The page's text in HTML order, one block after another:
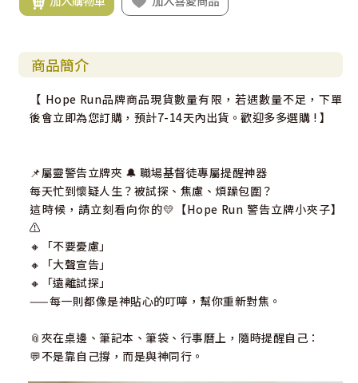
商品簡介
【 Hope Run品牌商品現貨數量有限，若遇數量不足，下單
後會立即為您訂購，預計7-14天內出貨。歡迎多多選購 ! 】
📌屬靈警告立牌夾 🔔 職場基督徒專屬提醒神器
每天忙到懷疑人生？被試探、焦慮、煩躁包圍？
這時候，請立刻看向你的💛【Hope Run 警告立牌小夾子】
⚠️
🔸「不要憂慮」
🔸「大聲宣告」
🔸「遠離試探」
——每一則都像是神貼心的叮嚀，幫你重新對焦。
📎夾在桌邊、筆記本、筆袋、行事曆上，隨時提醒自己：
💬不是靠自己撐，而是與神同行。